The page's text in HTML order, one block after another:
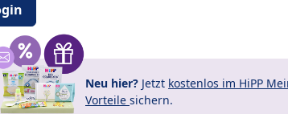
Neu hier? Jetzt kostenlos im HiPP
Vorteile sichern.